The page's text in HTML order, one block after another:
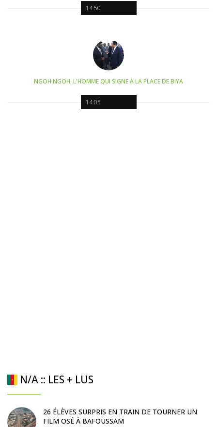
14:50
14:05
NGOH NGOH, L'HOMME QUI SIGNE À LA PLACE DE BIYA
N/A :: LES + LUS
26 ÉLÈVES SURPRIS EN TRAIN DE TOURNER UN
FILM OSÉ À BAFOUSSAM